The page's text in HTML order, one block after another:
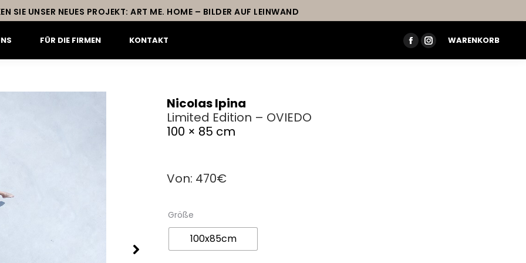
SIE UNSER NEUES PROJEKT: ART ME. HOME – BILDER AUF LEINWAND
FÜR DIE FIRMEN KONTAKT
FACEBOOK
PAGE
INSTAGRAM
PAGE
WARENKORB
Nicolas Ipina
Limited Edition – OVIEDO
100 × 85 cm
Von: 470€
Größe
100x85cm